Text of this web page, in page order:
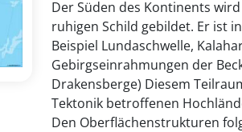
Der Süden des Kontinents
ruhigen Schild gebildet. Er ist
Beispiel Lundaschwelle,
Gebirgseinrahmungen der
Drakensberge) Diesem
Tektonik betroffenen
Den Oberflächenstrukturen